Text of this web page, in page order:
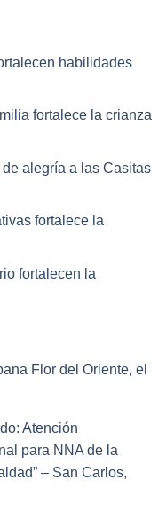
habilidades
fortalece la crianza
alegría a las Casitas
fortalece la
fortalecen la
Flor del Oriente, el
Atención
para NNA de la
– San Carlos,